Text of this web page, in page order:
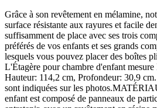
Grâce à son revêtement en mélamine,
surface résistante aux rayures et facile
suffisamment de place avec ses trois
préférés de vos enfants et ses grands
lesquels vous pouvez placer des boîtes
L'Étagère pour chambre d'enfant
Hauteur: 114,2 cm, Profondeur: 30,9
sont indiquées sur les
enfant est composé de panneaux de